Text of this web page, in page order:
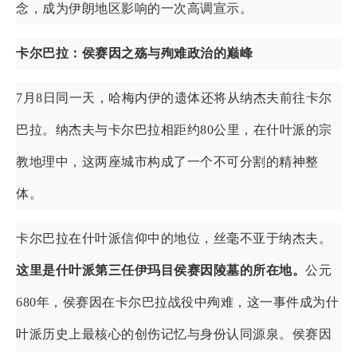
念，成为伊朗地区影响的一次高调宣示。
卡尔巴拉：侯赛因之殇与殉难政治的巅峰
7月8日同一天，哈梅内伊的遗体还将从纳杰夫前往卡尔
巴拉。纳杰夫与卡尔巴拉相距约80公里，在什叶派的宗
教地理中，这两座城市构成了一个不可分割的精神整
体。
卡尔巴拉在什叶派信仰中的地位，丝毫不亚于纳杰夫。
这里是什叶派第三任伊玛目侯赛因陵墓的所在地。 公元
680年，侯赛因在卡尔巴拉战役中殉难，这一事件成为什
叶派历史上最核心的创伤记忆与身份认同源泉。侯赛因